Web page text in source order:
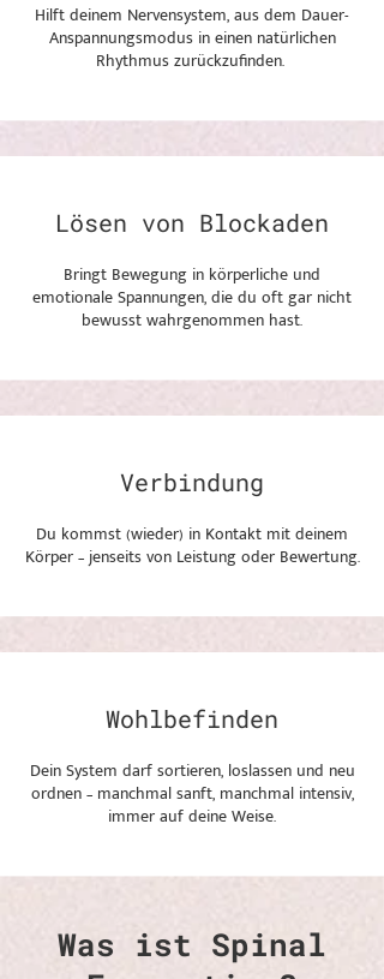
Hilft deinem Nervensystem, aus dem Dauer-
Anspannungsmodus in einen natürlichen
Rhythmus zurückzufinden.
Lösen von Blockaden
Bringt Bewegung in körperliche und
emotionale Spannungen, die du oft gar nicht
bewusst wahrgenommen hast.
Verbindung
Du kommst (wieder) in Kontakt mit deinem
Körper – jenseits von Leistung oder Bewertung.
Wohlbefinden
Dein System darf sortieren, loslassen und neu
ordnen – manchmal sanft, manchmal intensiv,
immer auf deine Weise.
Was ist Spinal